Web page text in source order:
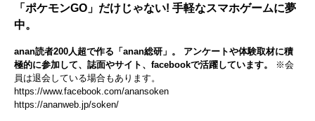
「ポケモンGO」だけじゃない! 手軽なスマホゲームに夢
中。
anan読者200人超で作る「anan総研」。 アンケートや体験取材に積
極的に参加して、誌面やサイト、facebookで活躍しています。
※会
員は退会している場合もあります。
https://www.facebook.com/anansoken
https://ananweb.jp/soken/